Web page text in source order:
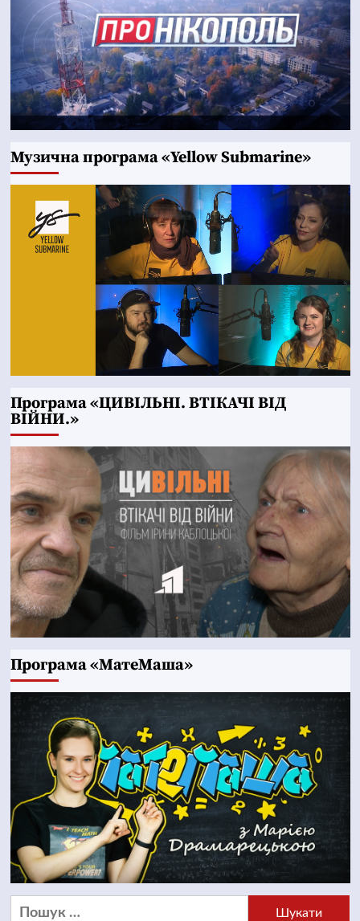
Музична програма «Yellow Submarine»
Програма «ЦИВІЛЬНІ. ВТІКАЧІ ВІД
ВІЙНИ.»
Програма «МатеМаша»
Пошук: